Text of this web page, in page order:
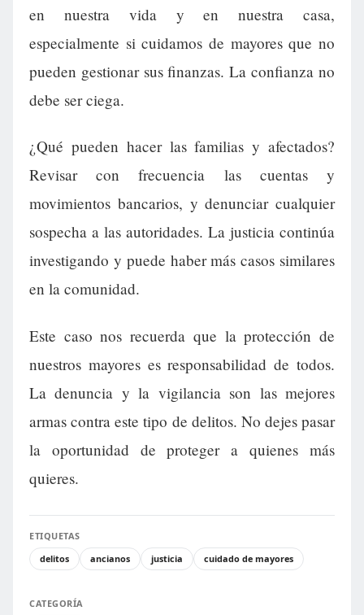
en nuestra vida y en nuestra casa,
especialmente si cuidamos de mayores que no
pueden gestionar sus finanzas. La confianza no
debe ser ciega.
¿Qué pueden hacer las familias y afectados?
Revisar con frecuencia las cuentas y
movimientos bancarios, y denunciar cualquier
sospecha a las autoridades. La justicia continúa
investigando y puede haber más casos similares
en la comunidad.
Este caso nos recuerda que la protección de
nuestros mayores es responsabilidad de todos.
La denuncia y la vigilancia son las mejores
armas contra este tipo de delitos. No dejes pasar
la oportunidad de proteger a quienes más
quieres.
ETIQUETAS
delitos
ancianos justicia cuidado de mayores
CATEGORÍA